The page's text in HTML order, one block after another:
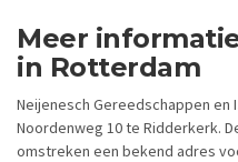
Meer
in Rotterdam
Neijenesch Gereedschappen
Noordenweg 10 te Ridderkerk.
omstreken een bekend adres